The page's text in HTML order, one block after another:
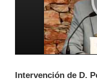
Intervención de D.